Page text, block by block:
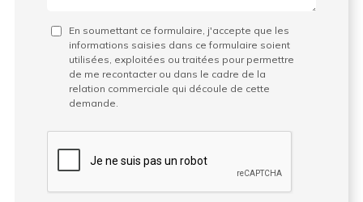
En soumettant ce formulaire, j'accepte que les
informations saisies dans ce formulaire soient
utilisées, exploitées ou traitées pour permettre
de me recontacter ou dans le cadre de la
relation commerciale qui découle de cette
demande.